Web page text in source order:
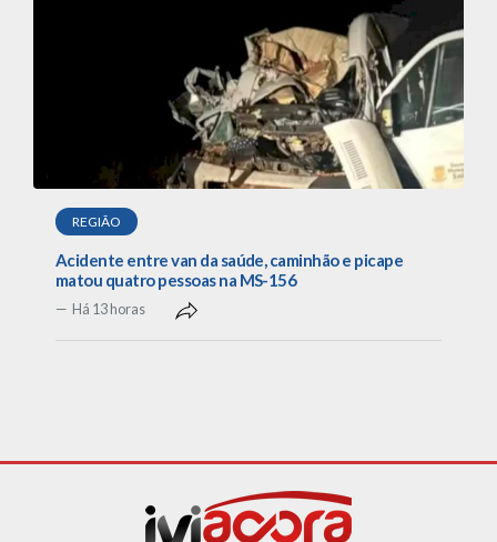
REGIÃO
Acidente entre van da saúde, caminhão e picape
matou quatro pessoas na MS-156
Há 13 horas